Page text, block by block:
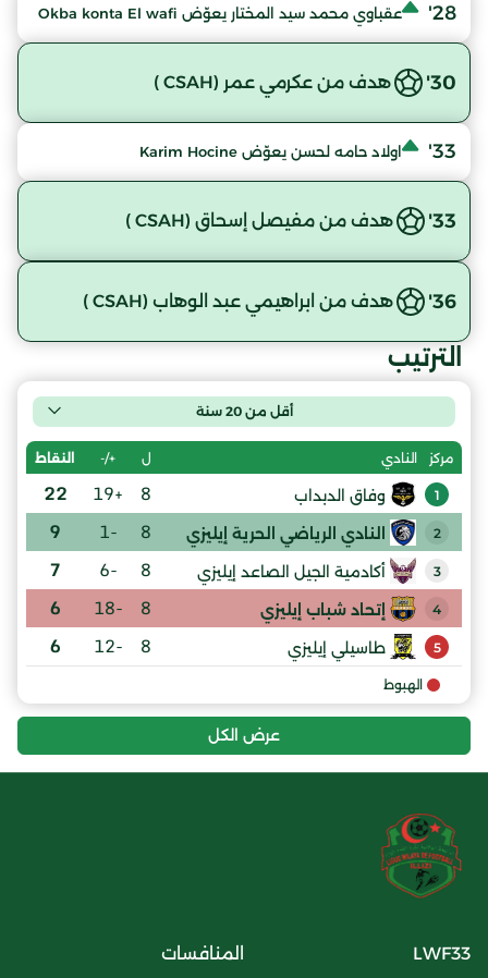
28' عقباوي محمد سيد المختار يعوّض Okba konta El wafi
30' هدف من عكرمي عمر (CSAH )
33' اولاد حامه لحسن يعوّض Karim Hocine
33' هدف من مفيصل إسحاق (CSAH )
36' هدف من ابراهيمي عبد الوهاب (CSAH )
الترتيب
أقل من 20 سنة
مركز النادي ل +/- النقاط
1 وفاق الدبداب 8
+19
22
2 النادي الرياضي الحرية إيليزي 8
-1
9
3 أكادمية الجيل الصاعد إيليزي 8
-6
7
4 إتحاد شباب إيليزي 8
-18
6
5 طاسيلي إيليزي 8
-12
6
الهبوط
عرض الكل
LWF33 المنافسات